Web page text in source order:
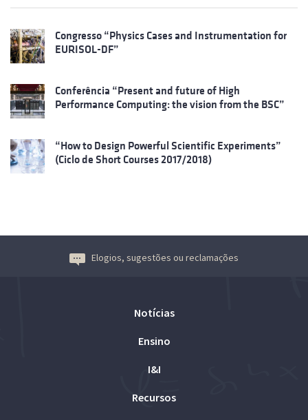
Congresso “Physics Cases and Instrumentation for
EURISOL-DF”
Conferência “Present and future of High
Performance Computing: the vision from the BSC”
“How to Design Powerful Scientific Experiments”
(Ciclo de Short Courses 2017/2018)
Elogios, sugestões ou reclamações
Notícias
Ensino
I&I
Recursos